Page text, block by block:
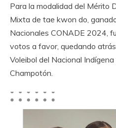
Para la modalidad del Mérito
Mixta de tae kwon do,
Nacionales CONADE 2024,
votos a favor, quedando
Voleibol del Nacional
Champotón.